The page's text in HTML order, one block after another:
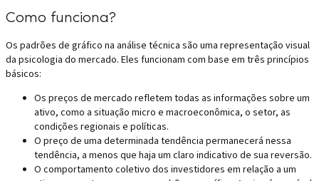
Como funciona?
Os padrões de gráfico na análise técnica são uma representação visual
da psicologia do mercado. Eles funcionam com base em três princípios
básicos:
Os preços de mercado refletem todas as informações sobre um
ativo, como a situação micro e macroeconômica, o setor, as
condições regionais e políticas.
O preço de uma determinada tendência permanecerá nessa
tendência, a menos que haja um claro indicativo de sua reversão.
O comportamento coletivo dos investidores em relação a um